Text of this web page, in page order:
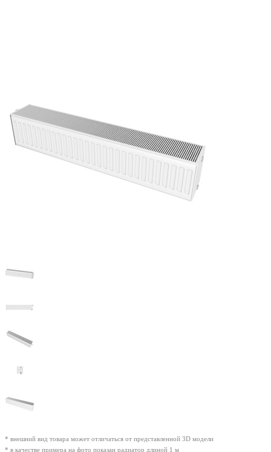
* внешний вид товара может отличаться от представленной 3D модели
* в качестве примера на фото показан радиатор длиной 1 м